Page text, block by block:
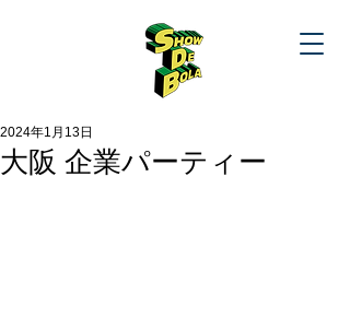
大阪 企業パーティー
2024年1月13日